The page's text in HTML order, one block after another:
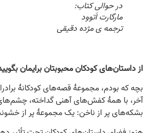
در حوالی کتاب:
مارگارت اَتوود
ترجمه ی مژده دقیقی
از داستان‌های کودکان محبوبتان برایمان
بچه که بودم، مجموعۀ قصه‌های کودکانۀ
آخر، با همۀ کفش‌های آهنی گداخته، چشم‌های
بشکه‌های پر از ناخن: یک مجموعۀ پر از